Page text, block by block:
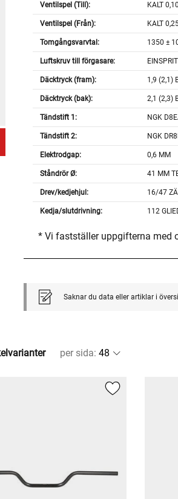
Ventilspel (Till): KALT
Ventilspel (Från): KALT
Tomgångsvarvtal: 1350 ±
Luftskruv till förgasare:
Däcktryck (fram): 1,9 (2,1)
Däcktryck (bak): 2,1 (2,3)
Tändstift 1: NGK
Tändstift 2: NGK
Elektrodgap: 0,6 MM
Ståndrör Ø: 41 MM
Drev/kedjehjul: 16/47
Kedja/slutdrivning: 112
* Vi fastställer uppgifterna med
Saknar du data eller artiklar i
per sida: